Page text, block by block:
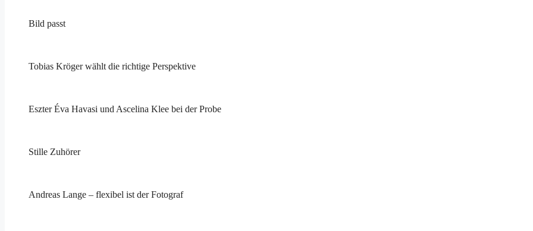
Bild passt
Tobias Kröger wählt die richtige Perspektive
Eszter Éva Havasi und Ascelina Klee bei der Probe
Stille Zuhörer
Andreas Lange – flexibel ist der Fotograf